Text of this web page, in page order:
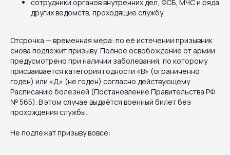
сотрудники органов внутренних дел, ФСБ, МЧС и ряда
других ведомств, проходящие службу.
Отсрочка — временная мера: по её истечении призывник
снова подлежит призыву. Полное освобождение от армии
предусмотрено при наличии заболевания, по которому
присваивается категория годности «В» (ограниченно
годен) или «Д» (не годен) согласно действующему
Расписанию болезней (Постановление Правительства РФ
№ 565). В этом случае выдаётся военный билет без
прохождения службы.
Не подлежат призыву вовсе: